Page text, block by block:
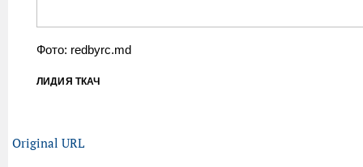
Фото: redbyrc.md
ЛИДИЯ ТКАЧ
Original URL